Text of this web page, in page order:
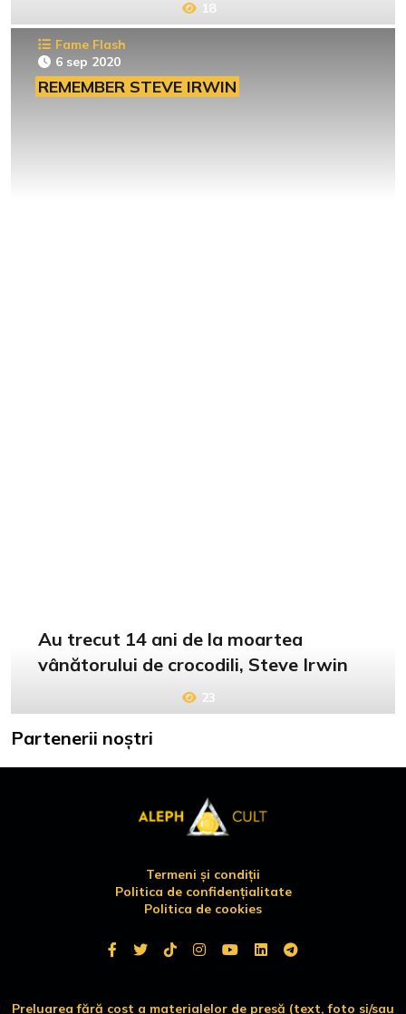
18
Fame Flash
6 sep 2020
REMEMBER STEVE IRWIN
Au trecut 14 ani de la moartea
vânătorului de crocodili, Steve Irwin
23
Partenerii noștri
Termeni și condiții
Politica de confidențialitate
Politica de cookies
Preluarea fără cost a materialelor de presă (text, foto si/sau